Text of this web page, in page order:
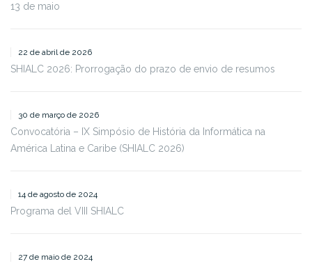
13 de maio
22 de abril de 2026
SHIALC 2026: Prorrogação do prazo de envio de resumos
30 de março de 2026
Convocatória – IX Simpósio de História da Informática na
América Latina e Caribe (SHIALC 2026)
14 de agosto de 2024
Programa del VIII SHIALC
27 de maio de 2024